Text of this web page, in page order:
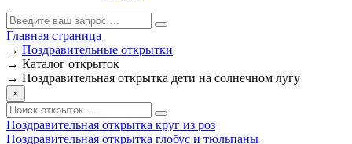
Главная страница
→ Поздравительные открытки
→ Каталог открыток
→ Поздравительная открытка дети на солнечном лугу
×
Поздравительная открытка круг из роз
Поздравительная открытка глобус и тюльпаны